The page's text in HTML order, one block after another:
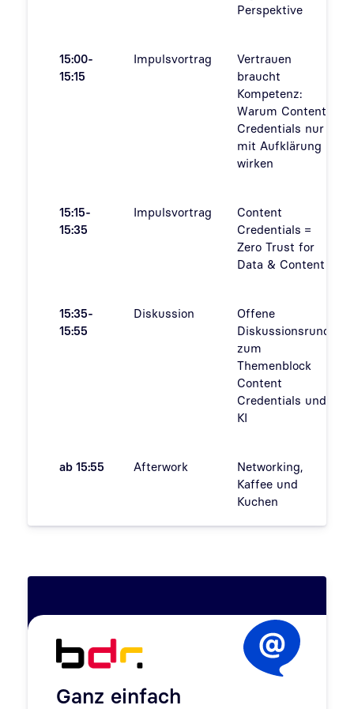
Perspektive
15:00-
15:15
Impulsvortrag
Vertrauen
braucht
Kompetenz:
Warum Content
Credentials nur
mit Aufklärung
wirken
15:15-
15:35
Impulsvortrag
Content
Credentials =
Zero Trust for
Data & Content
15:35-
15:55
Diskussion
Offene
Diskussionsrunde
zum
Themenblock
Content
Credentials und
KI
ab 15:55 Afterwork
Networking,
Kaffee und
Kuchen
Ganz einfach